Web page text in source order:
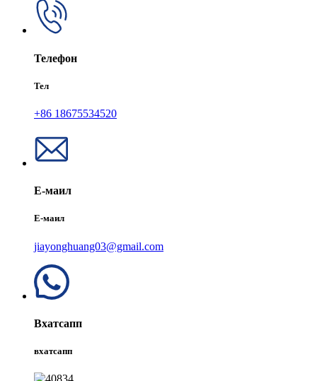
Телефон
Тел
+86 18675534520
Е-маил
Е-маил
jiayonghuang03@gmail.com
Вхатсапп
вхатсапп